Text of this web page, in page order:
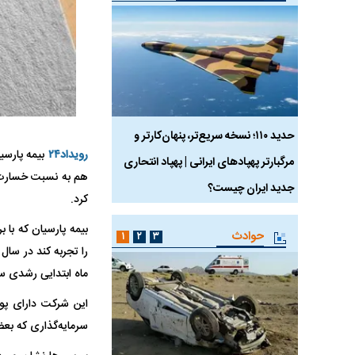
رویداد۲۴
بیمه
هم به نسبت
کرد.
را تجربه کند در
ماه ابتدایی رشدی
این شرکت دارای
سرمایه‌گذاری که
حدید ۱۱۰؛ نسخه سریع‌تر، پنهان‌کارتر و
مرگبارتر پهپادهای ایرانی | پهپاد انتحاری
جدید ایران چیست؟
حوادث ۱ ۲ ۳